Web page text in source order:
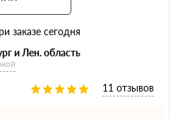
заказе сегодня
и Лен. область
11 отзывов